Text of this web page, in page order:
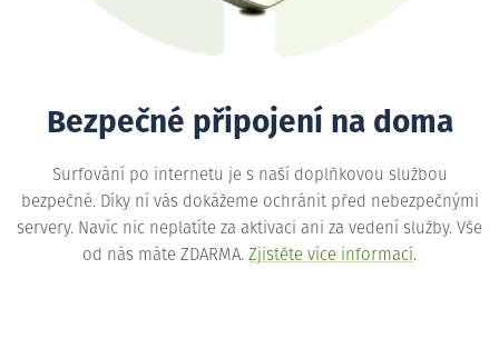
Bezpečné připojení na doma
Surfování po internetu je s naší doplňkovou službou
bezpečné. Díky ní vás dokážeme ochránit před nebezpečnými
servery. Navíc nic neplatíte za aktivaci ani za vedení služby. Vše
od nás máte ZDARMA. Zjistěte více informací.